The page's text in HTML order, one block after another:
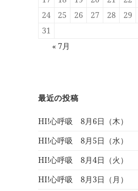
24
25 26 27 28 29
31
« 7月
最近の投稿
HI!心呼吸 8月6日（木）
HI!心呼吸 8月5日（水）
HI!心呼吸 8月4日（火）
HI!心呼吸 8月3日（月）